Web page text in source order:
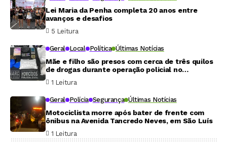
Lei Maria da Penha completa 20 anos entre
avanços e desafios
5 Leitura
Geral Local Política Últimas Notícias
Mãe e filho são presos com cerca de três quilos
de drogas durante operação policial no
1 Leitura
Geral Polícia Segurança Últimas Notícias
Motociclista morre após bater de frente com
ônibus na Avenida Tancredo Neves, em São Luís
1 Leitura